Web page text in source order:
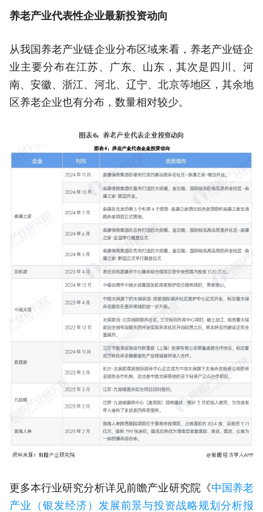
养老产业代表性企业最新投资动向
从我国养老产业链企业分布区域来看，养老产业链企
业主要分布在江苏、广东、山东，其次是四川、河
南、安徽、浙江、河北、辽宁、北京等地区，其余地
区养老企业也有分布，数量相对较少。
更多本行业研究分析详见前瞻产业研究院《中国养老
产业（银发经济）发展前景与投资战略规划分析报